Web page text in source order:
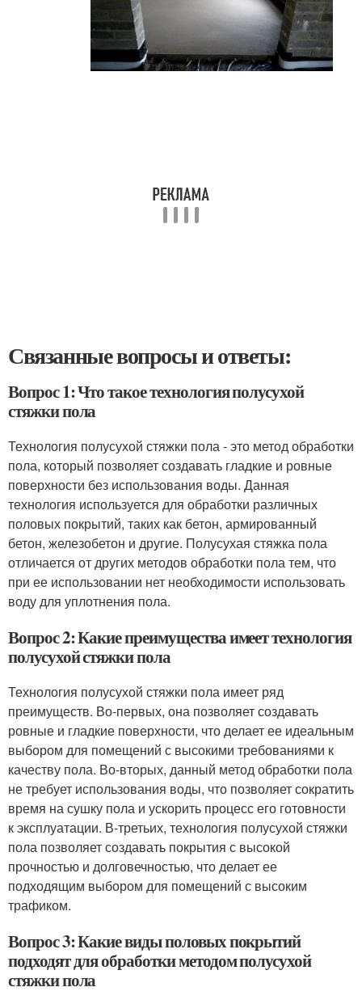
Связанные вопросы и ответы:
Вопрос 1: Что такое технология полусухой
стяжки пола
Технология полусухой стяжки пола - это метод обработки
пола, который позволяет создавать гладкие и ровные
поверхности без использования воды. Данная
технология используется для обработки различных
половых покрытий, таких как бетон, армированный
бетон, железобетон и другие. Полусухая стяжка пола
отличается от других методов обработки пола тем, что
при ее использовании нет необходимости использовать
воду для уплотнения пола.
Вопрос 2: Какие преимущества имеет технология
полусухой стяжки пола
Технология полусухой стяжки пола имеет ряд
преимуществ. Во-первых, она позволяет создавать
ровные и гладкие поверхности, что делает ее идеальным
выбором для помещений с высокими требованиями к
качеству пола. Во-вторых, данный метод обработки пола
не требует использования воды, что позволяет сократить
время на сушку пола и ускорить процесс его готовности
к эксплуатации. В-третьих, технология полусухой стяжки
пола позволяет создавать покрытия с высокой
прочностью и долговечностью, что делает ее
подходящим выбором для помещений с высоким
трафиком.
Вопрос 3: Какие виды половых покрытий
подходят для обработки методом полусухой
стяжки пола